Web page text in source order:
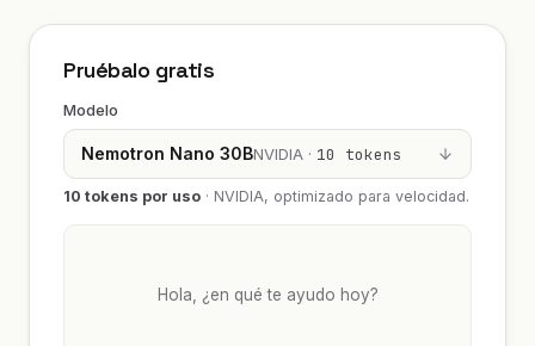
Pruébalo gratis
Modelo
Nemotron Nano 30BNVIDIA · 10 tokens
10 tokens por uso · NVIDIA, optimizado para velocidad.
Hola, ¿en qué te ayudo hoy?